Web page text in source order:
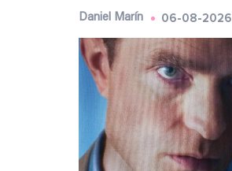
Daniel Marín 06-08-2026